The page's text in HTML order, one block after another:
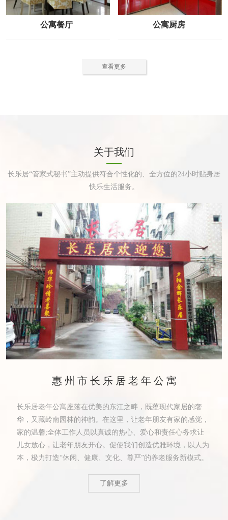
公寓餐厅 公寓厨房
查看更多
关于我们
长乐居“管家式秘书”主动提供符合个性化的、全方位的24小时贴身居
快乐生活服务。
惠州市长乐居老年公寓
长乐居老年公寓座落在优美的东江之畔，既蕴现代家居的奢
华，又藏岭南园林的神韵。在这里，让老年朋友有家的感觉，
家的温馨;全体工作人员以真诚的热心、爱心和责任心务求让
儿女放心，让老年朋友开心。促使我们创造优雅环境，以人为
本，极力打造“休闲、健康、文化、尊严”的养老服务新模式。
了解更多